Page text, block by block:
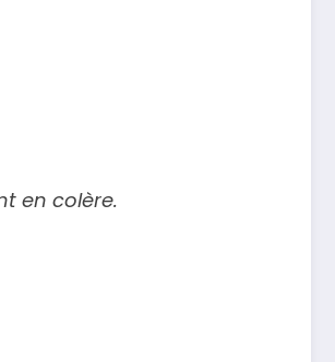
en colère.